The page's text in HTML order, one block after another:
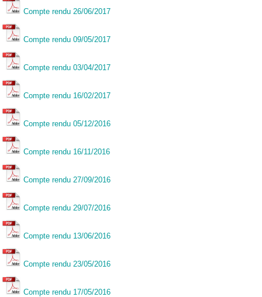
Compte rendu 26/06/2017
Compte rendu 09/05/2017
Compte rendu 03/04/2017
Compte rendu 16/02/2017
Compte rendu 05/12/2016
Compte rendu 16/11/2016
Compte rendu 27/09/2016
Compte rendu 29/07/2016
Compte rendu 13/06/2016
Compte rendu 23/05/2016
Compte rendu 17/05/2016